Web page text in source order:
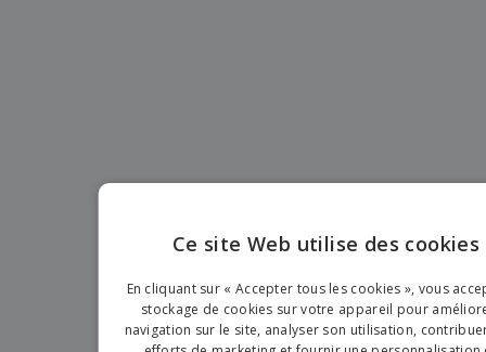
DUTCH
Ce site Web utilise des cookies
En cliquant sur « Accepter tous les cookies », vous
stockage de cookies sur votre appareil pour
navigation sur le site, analyser son utilisation,